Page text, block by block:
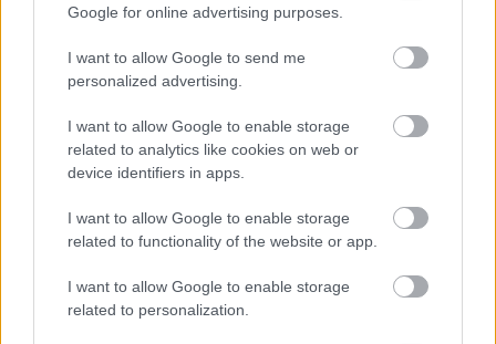
Google for online advertising purposes.
I want to allow Google to send me
personalized advertising.
I want to allow Google to enable storage
related to analytics like cookies on web or
device identifiers in apps.
I want to allow Google to enable storage
related to functionality of the website or app.
I want to allow Google to enable storage
related to personalization.
“Tikai bagātie izmanto
sabiedrisko
transportu?” Ģimene
vilcienu, bet biļešu
cena lika pārdomāt
Mirisrokmūzikas
apskatnieks Klāss